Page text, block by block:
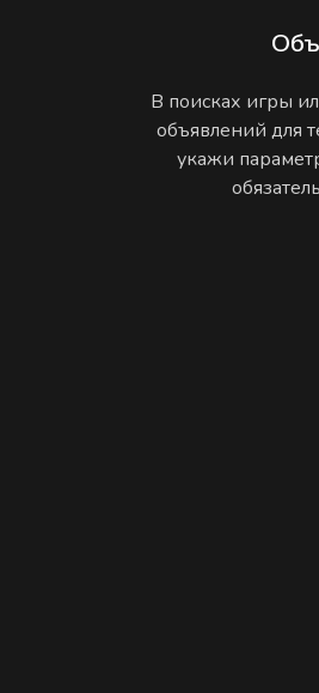
В поисках игры
объявлений для
укажи